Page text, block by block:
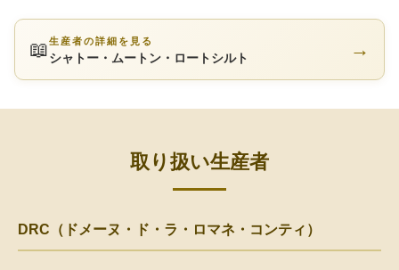
📖生産者の詳細を見る
シャトー・ムートン・ロートシルト →
取り扱い生産者
DRC（ドメーヌ・ド・ラ・ロマネ・コンティ）